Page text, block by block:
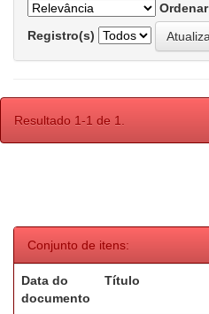
Ordenar
Registro(s)
Resultado 1-1 de 1.
Conjunto de itens:
Data do
documento
Título